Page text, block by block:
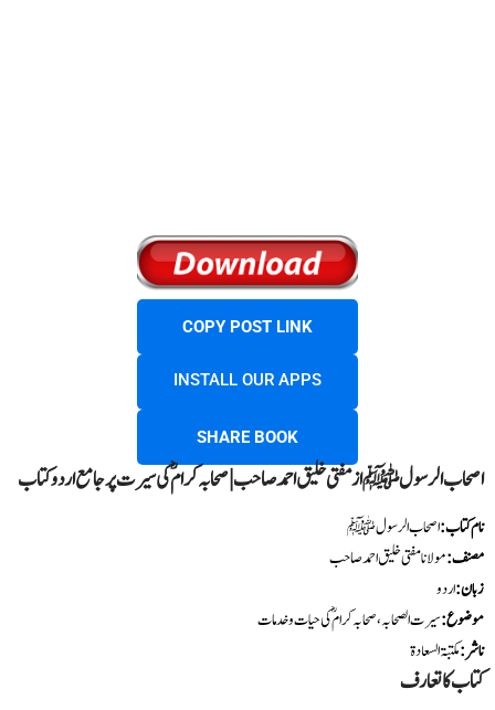
COPY POST LINK
INSTALL OUR APPS
SHARE BOOK
اصحاب الرسول ﷺ از مفتی خلیق احمد صاحب | صحابہ کرامؓ کی سیرت پر جامع اردو کتاب
نام کتاب:اصحاب الرسول ﷺ
مصنف:مولانا مفتی خلیق احمد صاحب
زبان:اردو
موضوع:سیرت الصحابہ، صحابہ کرامؓ کی حیات و خدمات
ناشر:مکتبۃ السعادۃ
کتاب کا تعارف